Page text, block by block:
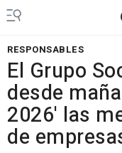
RESPONSABLES
El Grupo
desde
2026' las
de